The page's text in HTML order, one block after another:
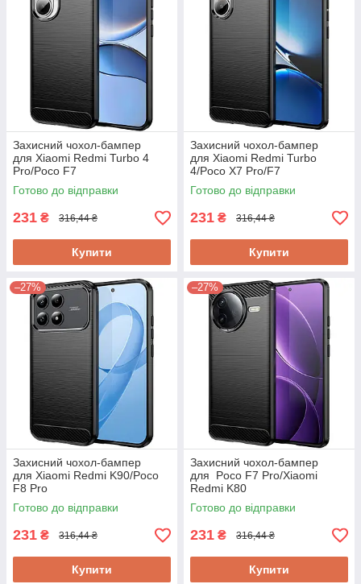
Захисний чохол-бампер
для Xiaomi Redmi Turbo 4
Pro/Poco F7
Готово до відправки
231 ₴ 316,44 ₴
Купити
Захисний чохол-бампер
для Xiaomi Redmi Turbo
4/Poco X7 Pro/F7
Готово до відправки
231 ₴ 316,44 ₴
Купити
–27%
Захисний чохол-бампер
для Xiaomi Redmi K90/Poco
F8 Pro
Готово до відправки
231 ₴ 316,44 ₴
Купити
–27%
Захисний чохол-бампер
для Poco F7 Pro/Xiaomi
Redmi K80
Готово до відправки
231 ₴ 316,44 ₴
Купити